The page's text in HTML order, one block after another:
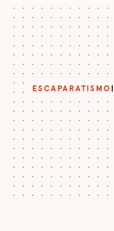
ESCAPARATISMO |